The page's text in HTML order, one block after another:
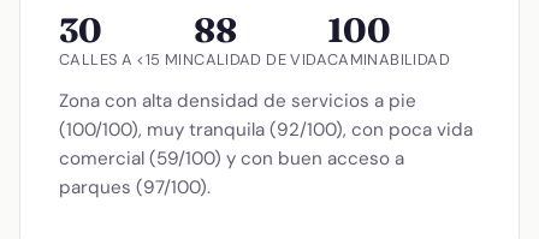
30
CALLES A <15 MIN
88
CALIDAD DE VIDA
100
CAMINABILIDAD
Zona con alta densidad de servicios a pie
(100/100), muy tranquila (92/100), con poca vida
comercial (59/100) y con buen acceso a
parques (97/100).